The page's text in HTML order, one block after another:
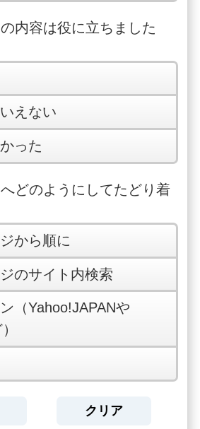
内容は役に立ちました
えない
った
どのようにしてたどり着
から順に
のサイト内検索
（Yahoo!JAPANや